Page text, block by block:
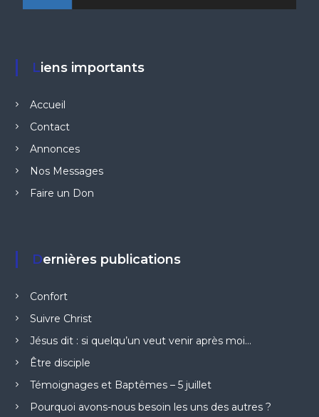
Liens importants
Accueil
Contact
Annonces
Nos Messages
Faire un Don
Dernières publications
Confort
Suivre Christ
Jésus dit : si quelqu’un veut venir après moi…
Être disciple
Témoignages et Baptêmes – 5 juillet
Pourquoi avons-nous besoin les uns des autres ?